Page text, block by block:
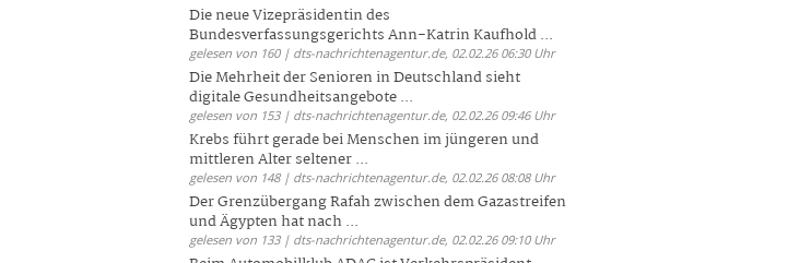
Die neue Vizepräsidentin des
Bundesverfassungsgerichts Ann-Katrin Kaufhold ...
gelesen von 160 | dts-nachrichtenagentur.de, 02.02.26 06:30 Uhr
Die Mehrheit der Senioren in Deutschland sieht
digitale Gesundheitsangebote ...
gelesen von 153 | dts-nachrichtenagentur.de, 02.02.26 09:46 Uhr
Krebs führt gerade bei Menschen im jüngeren und
mittleren Alter seltener ...
gelesen von 148 | dts-nachrichtenagentur.de, 02.02.26 08:08 Uhr
Der Grenzübergang Rafah zwischen dem Gazastreifen
und Ägypten hat nach ...
gelesen von 133 | dts-nachrichtenagentur.de, 02.02.26 09:10 Uhr